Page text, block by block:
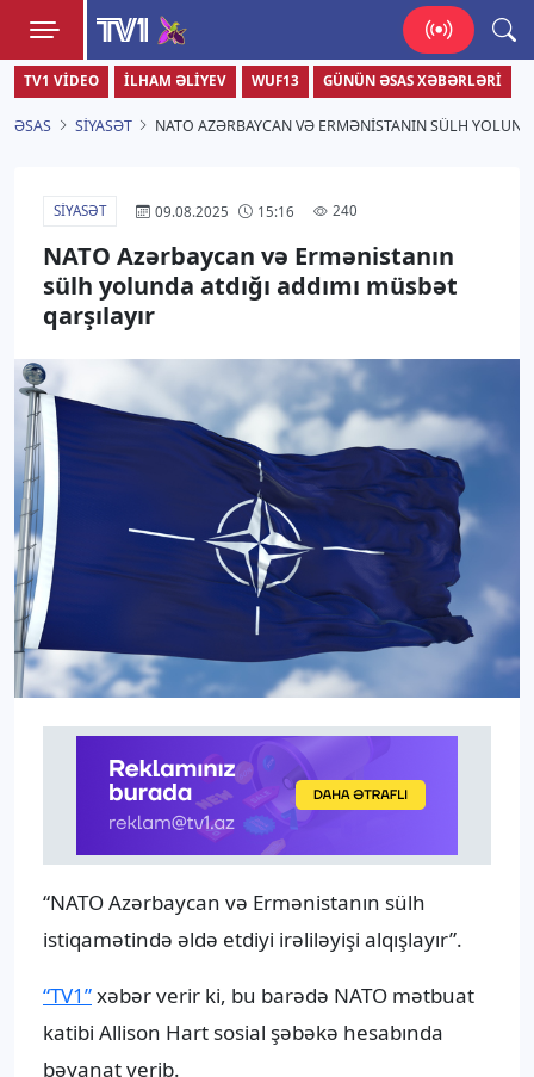
TV1
Zamanı bizimlə yaşa!
TV1 VIDEO İLHAM ƏLIYEV WUF13 GÜNÜN ƏSAS XƏBƏRLƏRI
ƏSAS SIYASƏT NATO AZƏRBAYCAN VƏ ERMƏNISTANIN SÜLH
SIYASƏT 09.08.2025 15:16 240
NATO Azərbaycan və Ermənistanın
sülh yolunda atdığı addımı müsbət
qarşılayır
“NATO Azərbaycan və Ermənistanın sülh
istiqamətində əldə etdiyi irəliləyişi alqışlayır”.
“TV1”xəbər verir ki, bu barədə NATO mətbuat
katibi Allison Hart sosial şəbəkə hesabında
bəyanat verib.